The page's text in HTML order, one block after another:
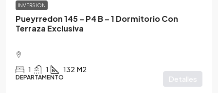
INVERSION
Pueyrredon 145 – P4 B – 1 Dormitorio Con
Terraza Exclusiva
1 1 132 M2
DEPARTAMENTO Detalles